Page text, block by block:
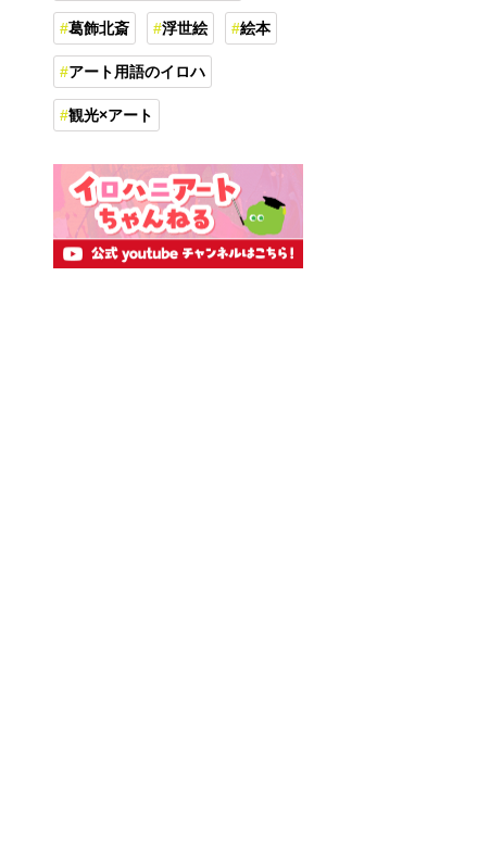
葛飾北斎 浮世絵 絵本
アート用語のイロハ
観光×アート